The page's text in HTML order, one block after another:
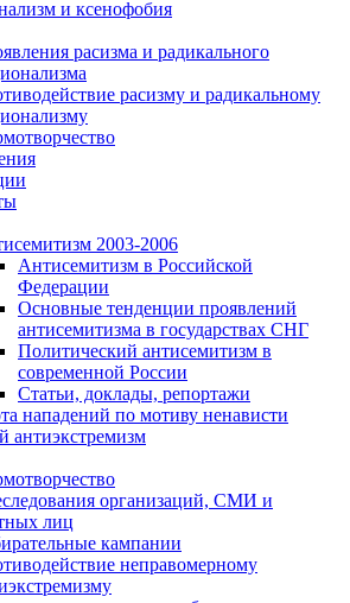
и ксенофобия
расизма и радикального
расизму и радикальному
2003-2006
Антисемитизм в Российской
Федерации
Основные тенденции проявлений
антисемитизма в государствах СНГ
Политический антисемитизм в
современной России
Статьи, доклады, репортажи
нападений по мотиву ненависти
антиэкстремизм
организаций, СМИ и
лиц
кампании
неправомерному